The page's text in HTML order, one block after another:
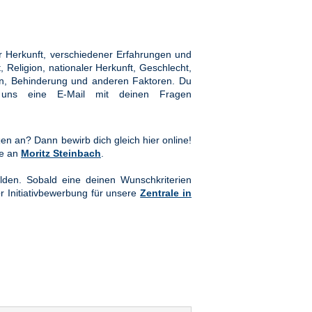
verschiedener Erfahrungen und
nationaler Herkunft, Geschlecht,
Behinderung und anderen Faktoren. Du
eine E-Mail mit deinen Fragen
an? Dann bewirb dich gleich hier online!
an Moritz Steinbach
Sobald eine deinen Wunschkriterien
Initiativbewerbung für unsereZentrale in